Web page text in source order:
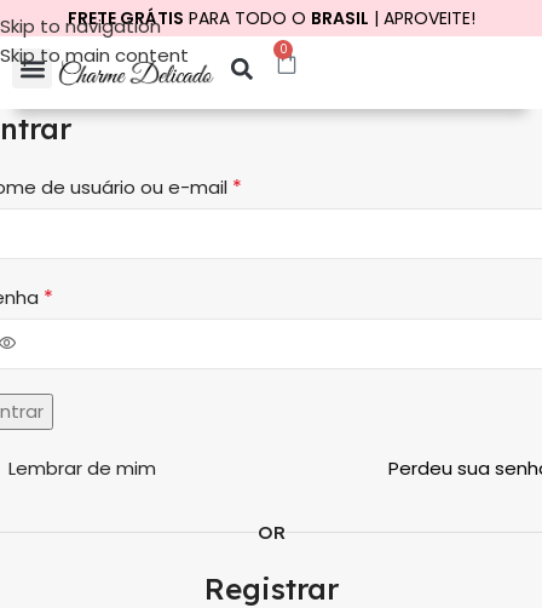
Skip to navigation
Skip to main content
FRETE GRÁTIS PARA TODO O BRASIL | APROVEITE!
0
de usuário ou e-mail *
*
Perdeu sua
Lembrar de mim
OR
Registrar